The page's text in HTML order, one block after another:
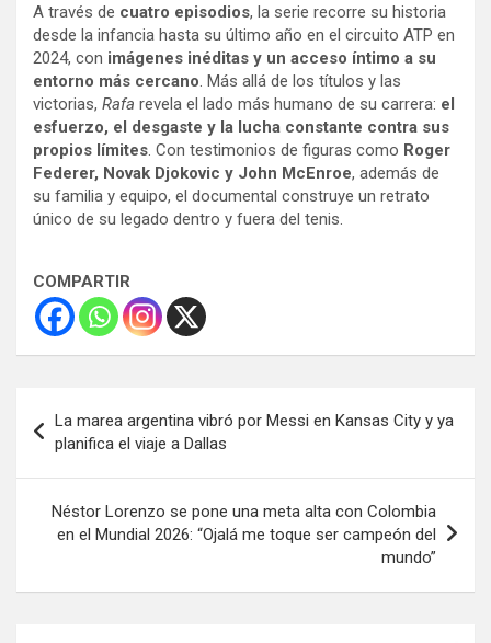
A través de cuatro episodios, la serie recorre su historia
desde la infancia hasta su último año en el circuito ATP en
2024, con imágenes inéditas y un acceso íntimo a su
entorno más cercano. Más allá de los títulos y las
victorias, Rafa revela el lado más humano de su carrera: el
esfuerzo, el desgaste y la lucha constante contra sus
propios límites. Con testimonios de figuras como Roger
Federer, Novak Djokovic y John McEnroe, además de
su familia y equipo, el documental construye un retrato
único de su legado dentro y fuera del tenis.
COMPARTIR
de
entradas
La marea argentina vibró por Messi en Kansas City y ya
planifica el viaje a Dallas
Néstor Lorenzo se pone una meta alta con Colombia
en el Mundial 2026: “Ojalá me toque ser campeón del
mundo”